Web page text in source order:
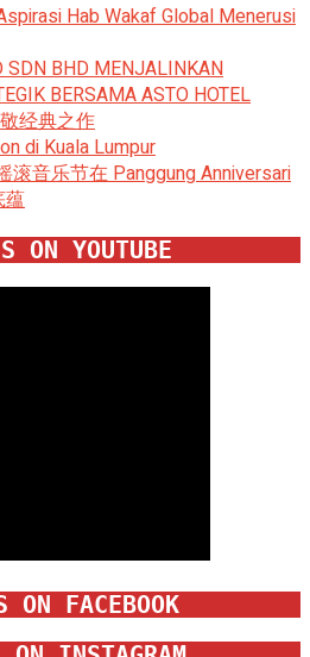
Hab Wakaf Global Menerusi
SDN BHD MENJALINKAN
BERSAMA ASTO HOTEL
经典之作
di Kuala Lumpur
滚音乐节在 Panggung Anniversari
蕴
ON YOUTUBE
ON FACEBOOK